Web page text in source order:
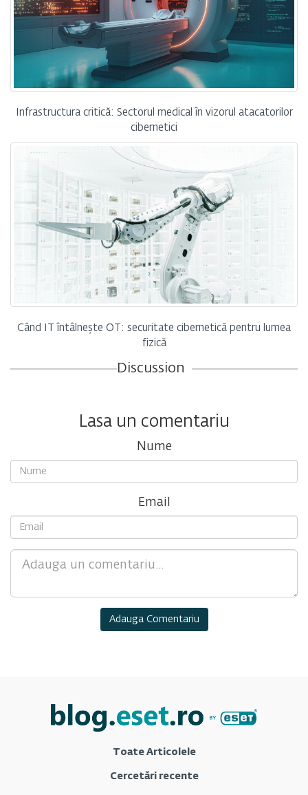
Infrastructura critică: Sectorul medical în vizorul atacatorilor
cibernetici
Când IT întâlnește OT: securitate cibernetică pentru lumea
fizică
Discussion
Lasa un comentariu
Nume
Email
Toate Articolele
Cercetări recente